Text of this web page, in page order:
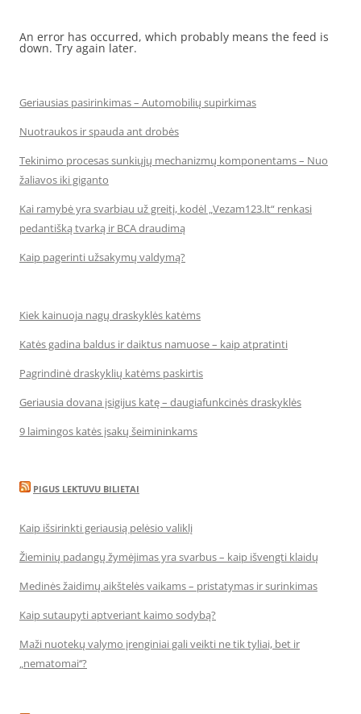
An error has occurred, which probably means the feed is
down. Try again later.
Geriausias pasirinkimas – Automobilių supirkimas
Nuotraukos ir spauda ant drobės
Tekinimo procesas sunkiųjų mechanizmų komponentams – Nuo
žaliavos iki giganto
Kai ramybė yra svarbiau už greitį, kodėl „Vezam123.lt“ renkasi
pedantišką tvarką ir BCA draudimą
Kaip pagerinti užsakymų valdymą?
Kiek kainuoja nagų draskyklės katėms
Katės gadina baldus ir daiktus namuose – kaip atpratinti
Pagrindinė draskyklių katėms paskirtis
Geriausia dovana įsigijus katę – daugiafunkcinės draskyklės
9 laimingos katės įsakų šeimininkams
PIGUS LEKTUVU BILIETAI
Kaip išsirinkti geriausią pelėsio valiklį
Žieminių padangų žymėjimas yra svarbus – kaip išvengti klaidų
Medinės žaidimų aikštelės vaikams – pristatymas ir surinkimas
Kaip sutaupyti aptveriant kaimo sodybą?
Maži nuotekų valymo įrenginiai gali veikti ne tik tyliai, bet ir
„nematomai‘‘?